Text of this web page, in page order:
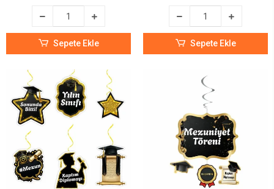
Sepete Ekle Sepete Ekle